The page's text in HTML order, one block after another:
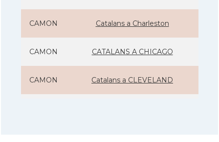
CAMON Catalans a Charleston
CAMON CATALANS A CHICAGO
CAMON Catalans a CLEVELAND